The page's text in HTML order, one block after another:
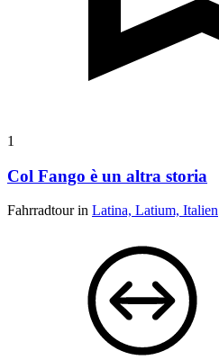
1
Col Fango è un altra storia
Fahrradtour in Latina, Latium, Italien